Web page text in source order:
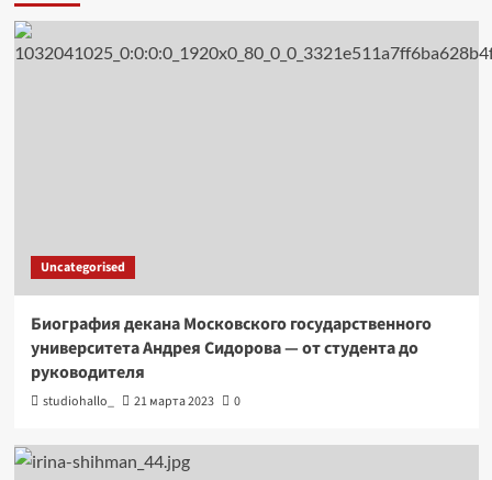
Uncategorised
Биография декана Московского государственного
университета Андрея Сидорова — от студента до
руководителя
studiohallo_ 21 марта 2023 0